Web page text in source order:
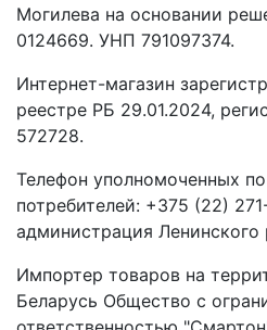
Могилева на основании
0124669. УНП 791097374.
Интернет-магазин
реестре РБ 29.01.2024,
572728.
Телефон уполномоченных
потребителей: +375 (22)
администрация Ленинского
Импортер товаров на
Беларусь Общество с